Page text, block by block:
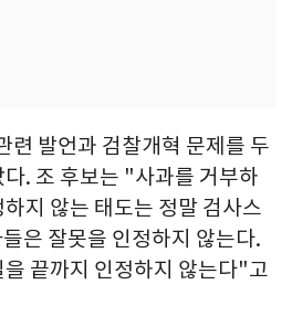
련 발언과 검찰개혁 문제를 두
. 조 후보는 "사과를 거부하
지 않는 태도는 정말 검사스
은 잘못을 인정하지 않는다.
끝까지 인정하지 않는다"고